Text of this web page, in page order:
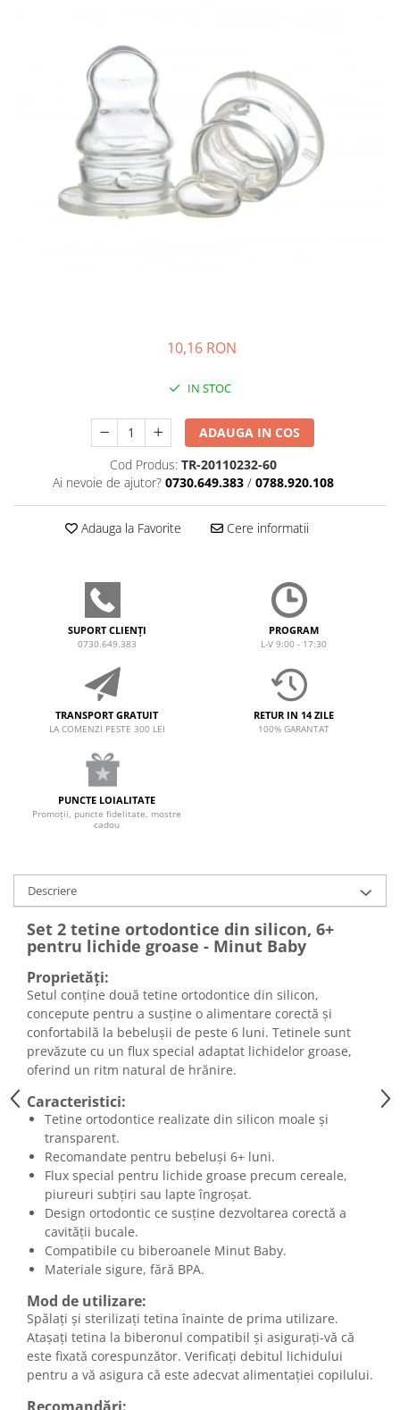
Tratamente si seruri pentru ten
Articole igiena dentara copii
10,16 RON
IN STOC
ADAUGA IN COS
Cod Produs: TR-20110232-60
Ai nevoie de ajutor? 0730.649.383 / 0788.920.108
Adauga la Favorite Cere informatii
SUPORT CLIENȚI
0730.649.383
PROGRAM
L-V 9:00 - 17:30
TRANSPORT GRATUIT
LA COMENZI PESTE 300 LEI
RETUR IN 14 ZILE
100% GARANTAT
PUNCTE LOIALITATE
Promoții, puncte fidelitate, mostre
cadou
Descriere
Set 2 tetine ortodontice din silicon, 6+
pentru lichide groase - Minut Baby
Proprietăți:
Setul conține două tetine ortodontice din silicon,
concepute pentru a susține o alimentare corectă și
confortabilă la bebelușii de peste 6 luni. Tetinele sunt
prevăzute cu un flux special adaptat lichidelor groase,
oferind un ritm natural de hrănire.
Caracteristici:
Tetine ortodontice realizate din silicon moale și
transparent.
Recomandate pentru bebeluși 6+ luni.
Flux special pentru lichide groase precum cereale,
piureuri subțiri sau lapte îngroșat.
Design ortodontic ce susține dezvoltarea corectă a
cavității bucale.
Compatibile cu biberoanele Minut Baby.
Materiale sigure, fără BPA.
Mod de utilizare:
Spălați și sterilizați tetina înainte de prima utilizare.
Atașați tetina la biberonul compatibil și asigurați-vă că
este fixată corespunzător. Verificați debitul lichidului
pentru a vă asigura că este adecvat alimentației copilului.